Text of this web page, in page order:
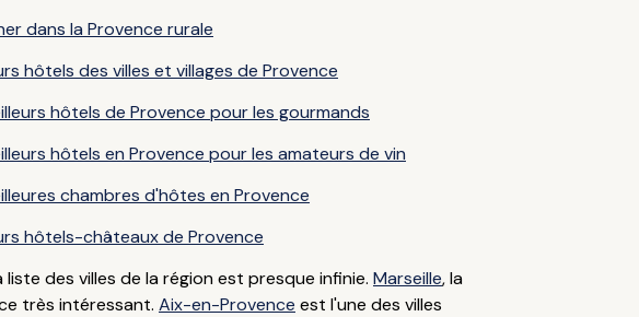
dans la Provence rurale
hôtels des villes et villages de Provence
hôtels de Provence pour les gourmands
hôtels en Provence pour les amateurs de vin
chambres d'hôtes en Provence
hôtels-châteaux de Provence
des villes de la région est presque infinie. Marseille, la
très intéressant. Aix-en-Provence est l'une des villes